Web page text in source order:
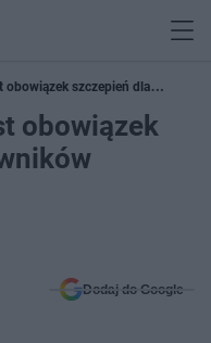
obowiązek szczepień dla
obowiązek
Dodaj do Google